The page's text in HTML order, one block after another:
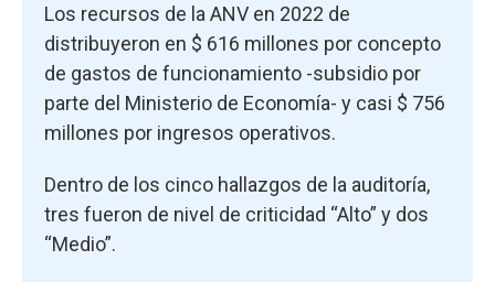
Los recursos de la ANV en 2022 de
distribuyeron en $ 616 millones por concepto
de gastos de funcionamiento -subsidio por
parte del Ministerio de Economía- y casi $ 756
millones por ingresos operativos.
Dentro de los cinco hallazgos de la auditoría,
tres fueron de nivel de criticidad “Alto” y dos
“Medio”.